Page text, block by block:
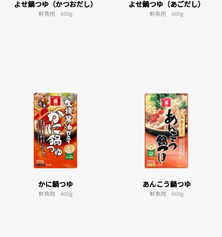
よせ鍋つゆ（かつおだし）
鮮魚用 600g
よせ鍋つゆ（あごだし）
鮮魚用 600g
かに鍋つゆ
鮮魚用 600g
あんこう鍋つゆ
鮮魚用 600g